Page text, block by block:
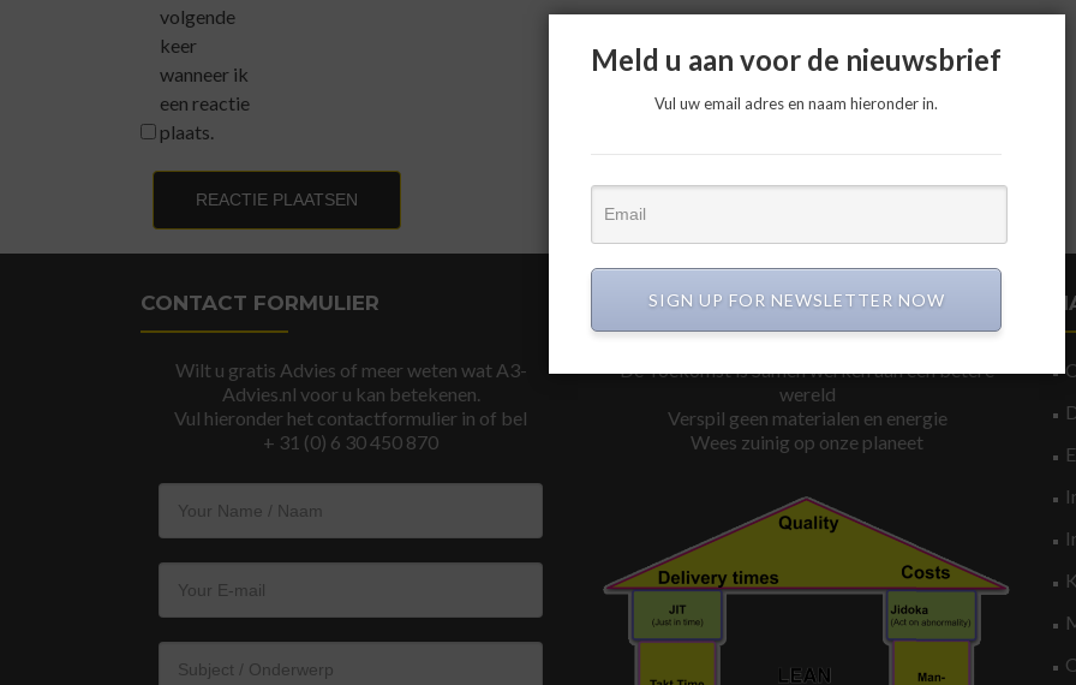
volgende
keer
wanneer ik
een reactie
plaats.
CONTACT FORMULIER
Wilt u gratis Advies of meer weten wat A3-
Advies.nl voor u kan betekenen.
Vul hieronder het contactformulier in of bel
+ 31 (0) 6 30 450 870
CIRCULAIR BOUWEN
De Toekomst is Samen werken aan een betere
wereld
Verspil geen materialen en energie
Wees zuinig op onze planeet
Meld u aan voor de nieuwsbrief
Vul uw email adres en naam hieronder in.
SIGN UP FOR NEWSLETTER NOW